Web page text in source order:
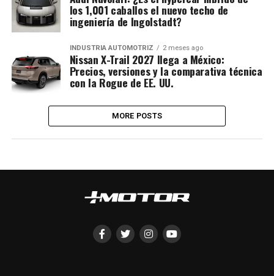
los 1,001 caballos el nuevo techo de
ingeniería de Ingolstadt?
INDUSTRIA AUTOMOTRIZ 2 meses ago
Nissan X-Trail 2027 llega a México:
Precios, versiones y la comparativa técnica
con la Rogue de EE. UU.
MORE POSTS